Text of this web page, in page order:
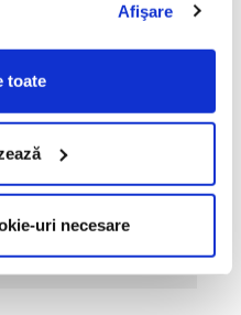
Afişare
toate
uri necesare